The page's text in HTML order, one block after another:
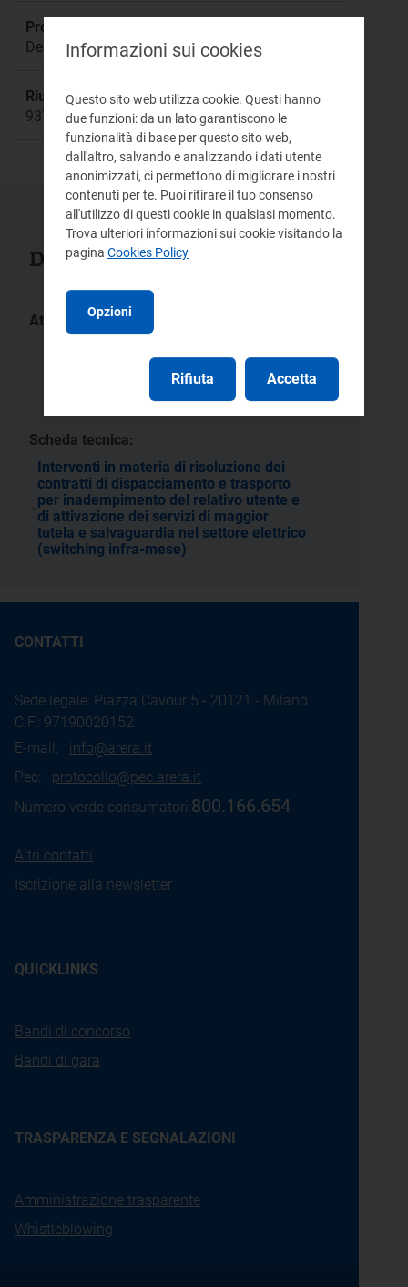
Procedimento:
Deliberazione 268/2016/R/eel
Riunione:
937
Documenti collegati
Atti:
268/2016/R/eel
258/2015/R/com
82/2014/R/eel
Scheda tecnica:
Interventi in materia di risoluzione dei
contratti di dispacciamento e trasporto
per inadempimento del relativo utente e
di attivazione dei servizi di maggior
tutela e salvaguardia nel settore elettrico
(switching infra-mese)
CONTATTI
Sede legale: Piazza Cavour 5 - 20121 - Milano
C.F.: 97190020152
E-mail: info@arera.it
Pec: protocollo@pec.arera.it
Numero verde consumatori:800.166.654
Altri contatti
Iscrizione alla newsletter
QUICKLINKS
Bandi di concorso
Bandi di gara
TRASPARENZA E SEGNALAZIONI
Amministrazione trasparente
Whistleblowing
Informazioni sui cookies
Questo sito web utilizza cookie. Questi hanno
due funzioni: da un lato garantiscono le
funzionalità di base per questo sito web,
dall'altro, salvando e analizzando i dati utente
anonimizzati, ci permettono di migliorare i nostri
contenuti per te. Puoi ritirare il tuo consenso
all'utilizzo di questi cookie in qualsiasi momento.
Trova ulteriori informazioni sui cookie visitando la
pagina Cookies Policy
Opzioni
Rifiuta Accetta